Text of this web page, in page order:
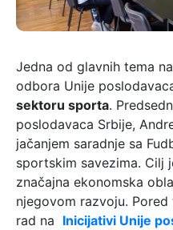
Jedna od glavnih tema
odbora Unije
sektoru sporta.
poslodavaca Srbije,
jačanjem saradnje sa
sportskim savezima. Cilj
značajna ekonomska
njegovom razvoju.
rad na Inicijativi Unije